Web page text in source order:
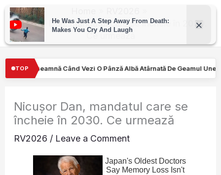
Skip
content
Nicușor Dan, mandatul care se încheie în 2030.
Ce urmează
TOPAlbă Atârnată De Geamul Unei Mașini. Semnalul…
Nicușor Dan, mandatul care se
încheie în 2030. Ce urmează
RV2026 / Leave a Comment